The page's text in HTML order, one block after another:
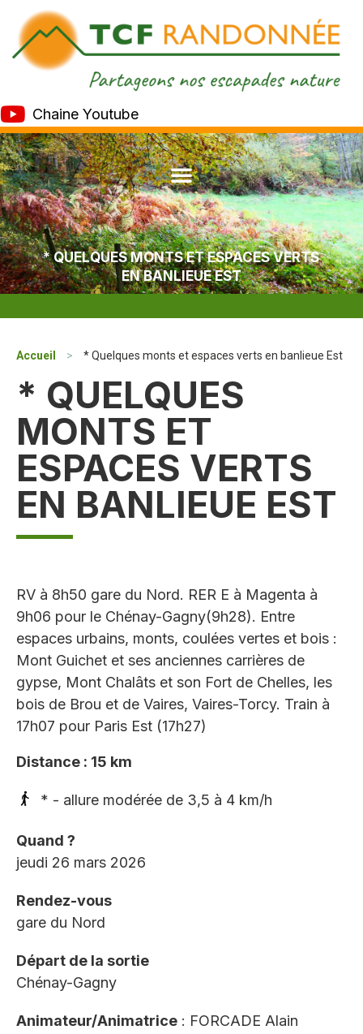
Chaine Youtube
* QUELQUES MONTS ET ESPACES VERTS
EN BANLIEUE EST
Accueil > * Quelques monts et espaces verts en banlieue Est
* QUELQUES
MONTS ET
ESPACES VERTS
EN BANLIEUE EST
RV à 8h50 gare du Nord. RER E à Magenta à
9h06 pour le Chénay-Gagny(9h28). Entre
espaces urbains, monts, coulées vertes et bois :
Mont Guichet et ses anciennes carrières de
gypse, Mont Chalâts et son Fort de Chelles, les
bois de Brou et de Vaires, Vaires-Torcy. Train à
17h07 pour Paris Est (17h27)
Distance : 15 km
* - allure modérée de 3,5 à 4 km/h
Quand ?
jeudi 26 mars 2026
Rendez-vous
gare du Nord
Départ de la sortie
Chénay-Gagny
Animateur/Animatrice : FORCADE Alain